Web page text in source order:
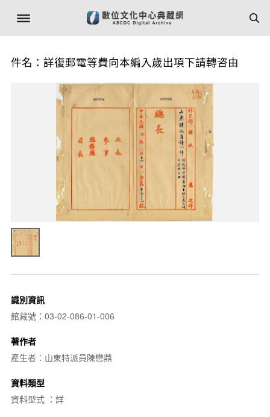
件名：詳復郵電等費向本編入歲出項下請轉咨由
識別資訊
館藏號：03-02-086-01-006
著作者
產生者：山東特派員陳懋鼎
資料類型
資料型式 ：詳